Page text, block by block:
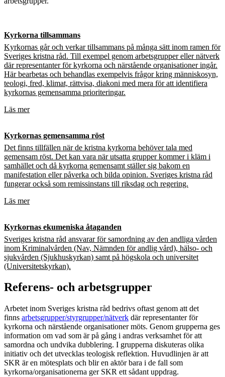
Kyrkorna tillsammans
Kyrkornas går och verkar tillsammans på många sätt inom ramen för
Sveriges kristna råd. Till exempel genom arbetsgrupper eller nätverk
där representanter för kyrkorna och närstående organisationer ingår.
Här bearbetas och behandlas exempelvis frågor kring människosyn,
teologi, fred, klimat, rättvisa, diakoni med mera för att identifiera
kyrkornas gemensamma prioriteringar.
Läs mer
Kyrkornas gemensamma röst
Det finns tillfällen när de kristna kyrkorna behöver tala med
gemensam röst. Det kan vara när utsatta grupper kommer i kläm i
samhället och då kyrkorna gemensamt ställer sig bakom en
manifestation eller påverka och bilda opinion. Sveriges kristna råd
fungerar också som remissinstans till riksdag och regering.
Läs mer
Kyrkornas ekumeniska åtaganden
Sveriges kristna råd ansvarar för samordning av den andliga vården
inom Kriminalvården (Nav, Nämnden för andlig vård), hälso- och
sjukvården (Sjukhuskyrkan) samt på högskola och universitet
(Universitetskyrkan).
Referens- och arbetsgrupper
Arbetet inom Sveriges kristna råd bedrivs oftast genom att det
finns arbetsgrupper/styrgrupper/nätverk där representanter för
kyrkorna och närstående organisationer möts. Genom grupperna ges
information om vad som är på gång i andras verksamhet för att
samordna och undvika dubblering. I grupperna diskuteras olika
initiativ och det utvecklas teologisk reflektion. Huvudlinjen är att
SKR är en mötesplats och blir en aktör bara i de fall som
kyrkorna/organisationerna ger SKR ett sådant uppdrag.